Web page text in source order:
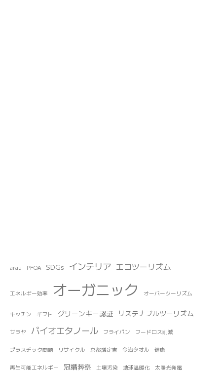
arau PFOA SDGs インテリア エコツーリズム
エネルギー効率 オーガニック オーバーツーリズム
キッチン ギフト グリーンキー認証 サステナブルツーリズム
サラヤ バイオエタノール フライパン フードロス削減
プラスチック問題 リサイクル 京都議定書 今治タオル 健康
再生可能エネルギー 冠婚葬祭 土壌汚染 地球温暖化 太陽光発電